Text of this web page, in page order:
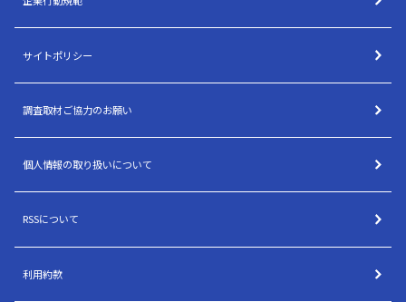
サイトポリシー
調査取材ご協力のお願い
個人情報の取り扱いについて
RSSについて
利用約款